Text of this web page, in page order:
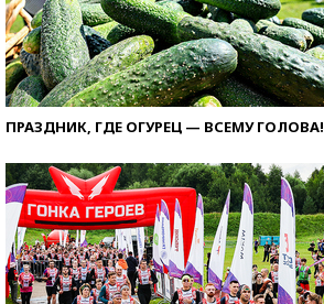
ПРАЗДНИК, ГДЕ ОГУРЕЦ — ВСЕМУ ГОЛОВА!